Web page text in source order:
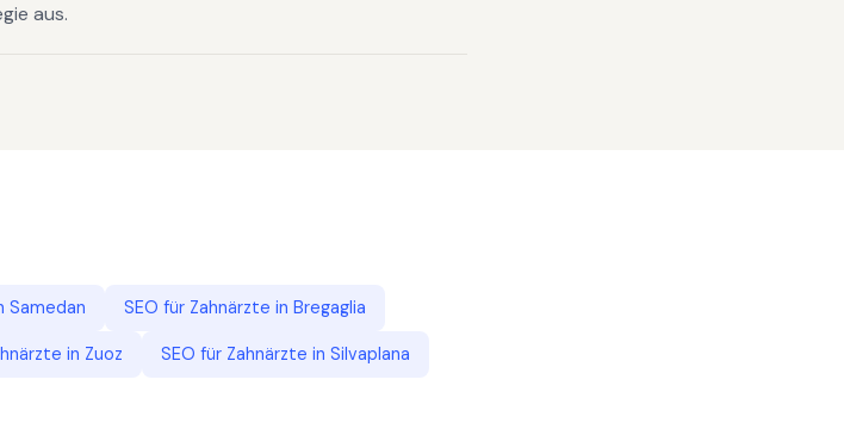
aus.
Samedan SEO für Zahnärzte in Bregaglia
in Zuoz SEO für Zahnärzte in Silvaplana